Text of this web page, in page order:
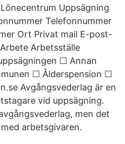
Uppsägning
Telefonnummer
Ort Privat mail E-post-
Arbetsställe
☐ Annan
☐ Ålderspension ☐
Avgångsvederlag är en
vid uppsägning.
men det
arbetsgivaren.